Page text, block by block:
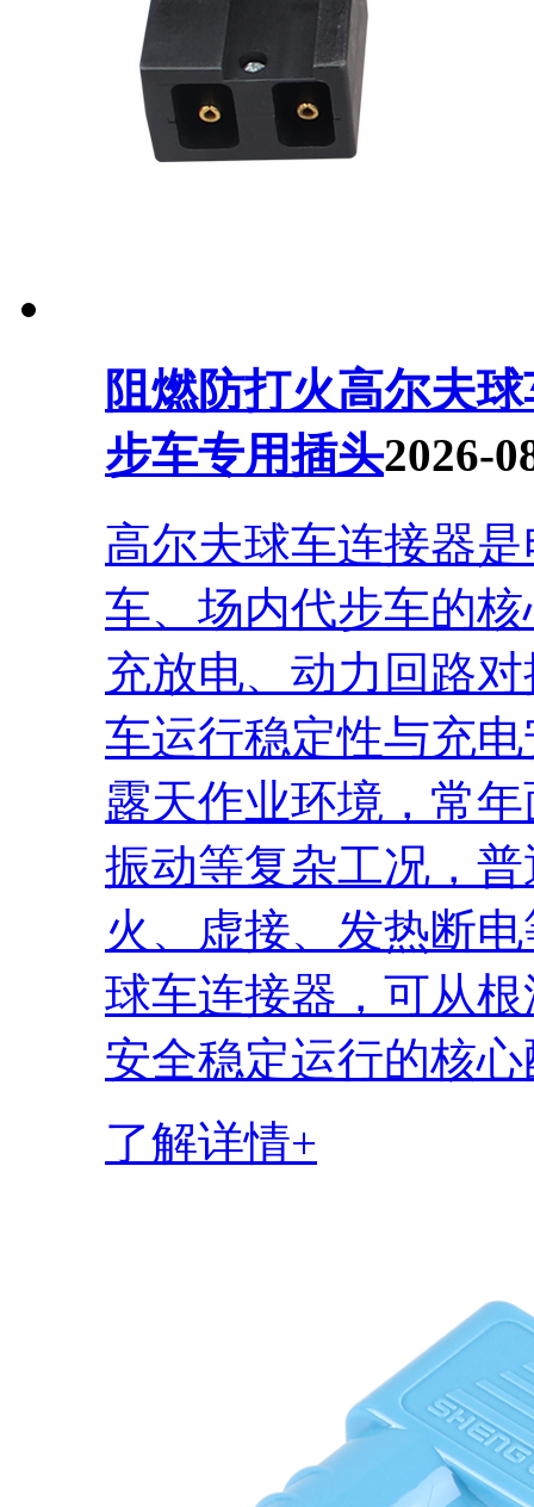
阻燃防打火高尔夫
步车专用插头2026-
高尔夫球车连接器
车、场内代步车的
充放电、动力回路
车运行稳定性与充
露天作业环境，常
振动等复杂工况，
火、虚接、发热断
球车连接器，可从
安全稳定运行的核
了解详情+